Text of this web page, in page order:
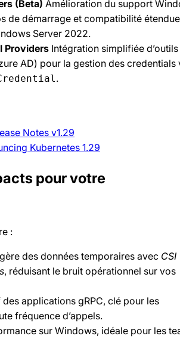
(Beta) Amélioration du support
de démarrage et compatibilité étendue
Server 2022.
Providers Intégration simplifiée
AD) pour la gestion des credentials
.
Notes v1.29
Kubernetes 1.29
pour votre
:
des données temporaires avec CSI
, réduisant le bruit opérationnel sur vos
applications gRPC, clé pour les
fréquence d’appels.
sur Windows, idéale pour les